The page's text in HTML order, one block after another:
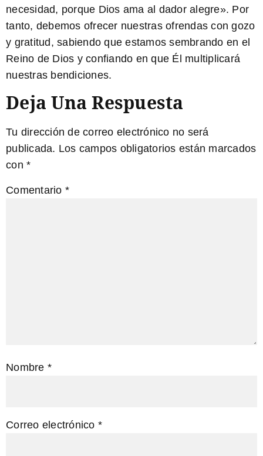
necesidad, porque Dios ama al dador alegre». Por
tanto, debemos ofrecer nuestras ofrendas con gozo
y gratitud, sabiendo que estamos sembrando en el
Reino de Dios y confiando en que Él multiplicará
nuestras bendiciones.
Deja Una Respuesta
Tu dirección de correo electrónico no será
publicada. Los campos obligatorios están marcados
con *
Comentario *
Nombre *
Correo electrónico *